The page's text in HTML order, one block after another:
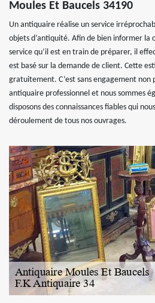
Moules Et Baucels 34190
Un antiquaire réalise un service
objets d’antiquité. Afin de bien informer la
service qu’il est en train de préparer, il
est basé sur la demande de client. Cette
gratuitement. C’est sans engagement non
antiquaire professionnel et nous sommes
disposons des connaissances fiables qui
déroulement de tous nos ouvrages.